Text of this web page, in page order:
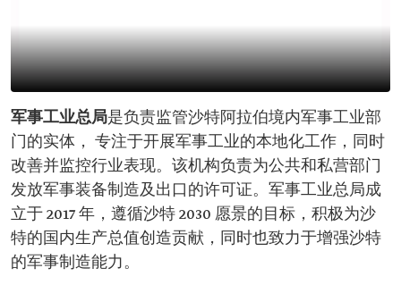
军事工业总局是负责监管沙特阿拉伯境内军事工业部
门的实体， 专注于开展军事工业的本地化工作，同时
改善并监控行业表现。该机构负责为公共和私营部门
发放军事装备制造及出口的许可证。军事工业总局成
立于 2017 年，遵循沙特 2030 愿景的目标，积极为沙
特的国内生产总值创造贡献，同时也致力于增强沙特
的军事制造能力。